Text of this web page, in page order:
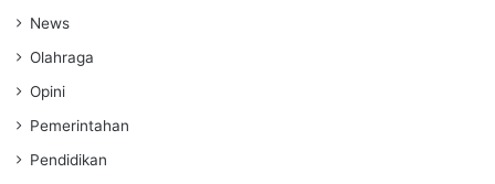
News
Olahraga
Opini
Pemerintahan
Pendidikan